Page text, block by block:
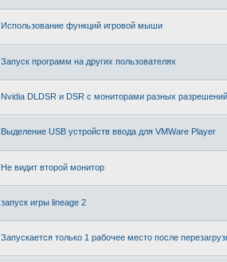
Использование функций игровой мыши
Запуск программ на других пользователях
Nvidia DLDSR и DSR с мониторами разных разрешений
Выделение USB устройств ввода для VMWare Player
Не видит второй монитор
запуск игры lineage 2
Запускается только 1 рабочее место после